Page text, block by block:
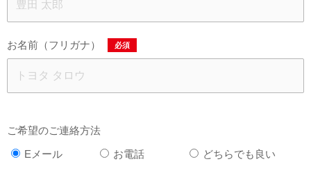
お名前（フリガナ） 必須
ご希望のご連絡方法
Eメール
お電話 どちらでも良い